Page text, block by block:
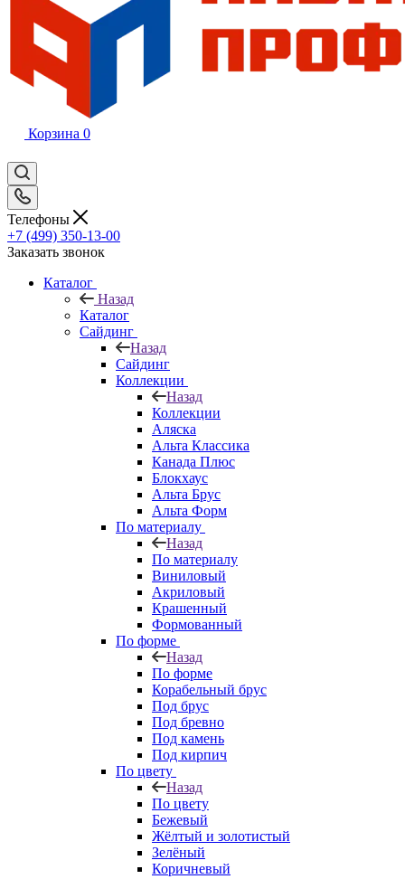
Корзина 0
Телефоны
+7 (499) 350-13-00
Заказать звонок
Каталог
Назад
Каталог
Сайдинг
Назад
Сайдинг
Коллекции
Назад
Коллекции
Аляска
Альта Классика
Канада Плюс
Блокхаус
Альта Брус
Альта Форм
По материалу
Назад
По материалу
Виниловый
Акриловый
Крашенный
Формованный
По форме
Назад
По форме
Корабельный брус
Под брус
Под бревно
Под камень
Под кирпич
По цвету
Назад
По цвету
Бежевый
Жёлтый и золотистый
Зелёный
Коричневый